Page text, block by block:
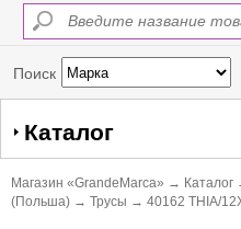
Поиск
Каталог
Магазин «GrandeMarca» → Каталог
(Польша) → Трусы → 40162 THIA/